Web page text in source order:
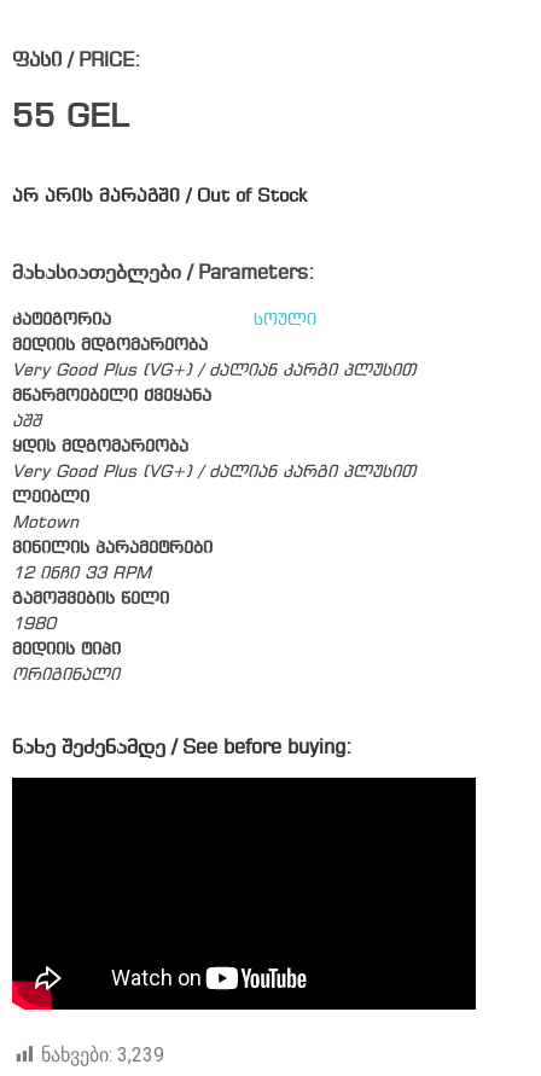
ფასი / PRICE:
55 GEL
არ არის მარაგში / Out of Stock
მახასიათებლები / Parameters:
კატეგორია
სოული
მედიის მდგომარეობა
Very Good Plus (VG+) / ძალიან კარგი პლუსით
მწარმოებელი ქვეყანა
აშშ
ყდის მდგომარეობა
Very Good Plus (VG+) / ძალიან კარგი პლუსით
ლეიბლი
Motown
ვინილის პარამეტრები
12 ინჩი 33 RPM
გამოშვების წელი
1980
მედიის ტიპი
ორიგინალი
ნახე შეძენამდე / See before buying:
ნახვები: 3,239